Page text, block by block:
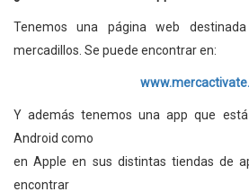
Tenemos una página web
mercadillos. Se puede encontrar en:
Y además tenemos una app que
Android como
en Apple en sus distintas tiendas de
encontrar